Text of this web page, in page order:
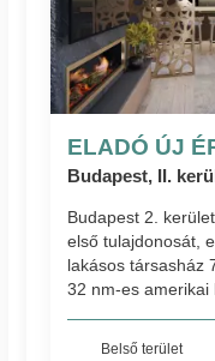
ELADÓ ÚJ
Budapest, II.
Budapest 2.
első tulajdonosát,
lakásos társasház
32 nm-es amerikai
Belső terület